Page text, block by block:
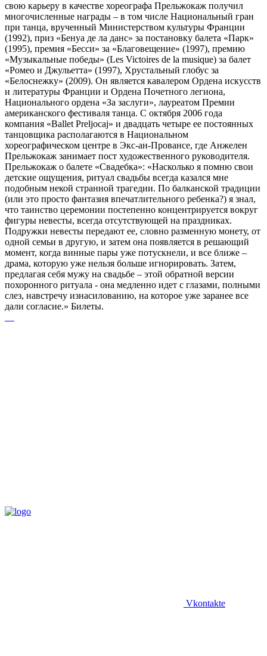
свою карьеру в качестве хореографа Прельжокаж получил
многочисленные награды – в том числе Национальный гран
при танца, врученный Министерством культуры Франции
(1992), приз «Бенуа де ла данс» за постановку балета «Парк»
(1995), премия «Бесси» за «Благовещение» (1997), премию
«Музыкальные победы» (Les Victoires de la musique) за балет
«Ромео и Джульетта» (1997), Хрустальный глобус за
«Белоснежку» (2009). Он является кавалером Ордена искусств
и литературы Франции и Ордена Почетного легиона,
Национального ордена «За заслуги», лауреатом Премии
американского фестиваля танца. С октября 2006 года
компания «Ballet Preljocaj» и двадцать четыре ее постоянных
танцовщика располагаются в Национальном
хореографическом центре в Экс-ан-Провансе, где Анжелен
Прельжокаж занимает пост художественного руководителя.
Прельжокаж о балете «Свадебка»: «Насколько я помню свои
детские ощущения, ритуал свадьбы всегда казался мне
подобным некой странной трагедии. По балканской традиции
(или это просто фантазия впечатлительного ребенка?) я знал,
что таинство церемонии постепенно концентрируется вокруг
фигуры невесты, всегда отсутствующей на праздниках.
Подружки невесты передают ее, словно разменную монету, от
одной семьи в другую, и затем она появляется в решающий
момент, когда винные пары уже потускнели, и все ближе –
драма, которую уже нельзя больше игнорировать. Затем,
предлагая себя мужу на свадьбе – этой обратной версии
похоронного ритуала - она медленно идет с глазами, полными
слез, навстречу изнасилованию, на которое уже заранее все
дали согласие.» Билеты.
Vkontakte